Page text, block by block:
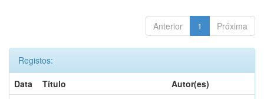
Anterior 1 Próxima
Registos:
Data
Título
Autor(es)